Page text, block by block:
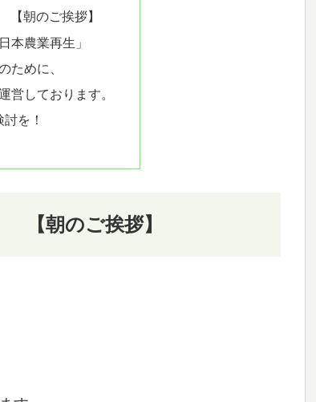
朝のご挨拶】
本農業再生」
ために、
しております。
を！
朝のご挨拶】